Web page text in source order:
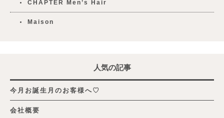
CHAPTER Men’s Hair
Maison
人気の記事
今月お誕生月のお客様へ♡
会社概要